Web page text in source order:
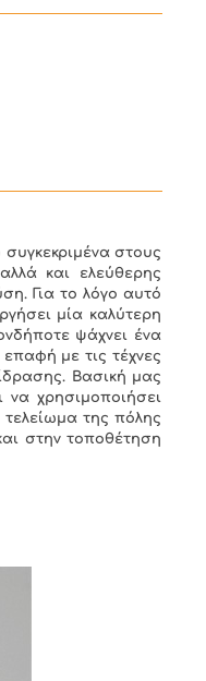
στους
και ελεύθερης
Για το λόγο αυτό
μία καλύτερη
ψάχνει ένα
με τις τέχνες
Βασική μας
χρησιμοποιήσει
τελείωμα της πόλης
στην τοποθέτηση